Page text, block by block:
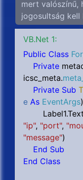
mert valószínű,
jogosultság kell
VB.Net 1:
Public Class
Private
icsc_meta.
Private Sub
e As EventArgs)
"ip", "port",
"message")
End Sub
End Class